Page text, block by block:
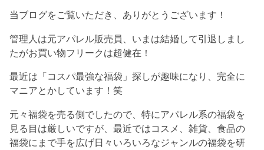
当ブログをご覧いただき、ありがとうございます！
管理人は元アパレル販売員、いまは結婚して引退しまし
たがお買い物フリークは超健在！
最近は「コスパ最強な福袋」探しが趣味になり、完全に
マニアとかしています！笑
元々福袋を売る側でしたので、特にアパレル系の福袋を
見る目は厳しいですが、最近ではコスメ、雑貨、食品の
福袋にまで手を広げ日々いろいろなジャンルの福袋を研